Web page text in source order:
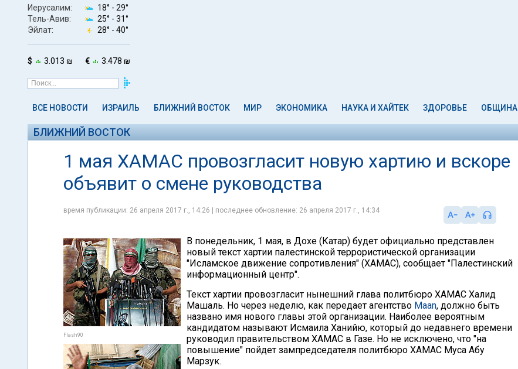
Иерусалим: 18° - 29°
Тель-Авив:
25° - 31°
Эйлат:
28° - 40°
$ 3.013 ₪ € 3.478 ₪
ВСЕ НОВОСТИ ИЗРАИЛЬ БЛИЖНИЙ ВОСТОК МИР ЭКОНОМИКА НАУКА И ХАЙТЕК ЗДОРОВЬЕ ОБЩИНА
БЛИЖНИЙ ВОСТОК
1 мая ХАМАС провозгласит новую хартию и вскоре
объявит о смене руководства
время публикации: 26 апреля 2017 г., 14:26 | последнее обновление: 26 апреля 2017 г., 14:34
Flash90
В понедельник, 1 мая, в Дохе (Катар) будет официально представлен
новый текст хартии палестинской террористической организации
"Исламское движение сопротивления" (ХАМАС), сообщает "Палестинский
информационный центр".
Текст хартии провозгласит нынешний глава политбюро ХАМАС Халид
Машаль. Но через неделю, как передает агентство Maan, должно быть
названо имя нового главы этой организации. Наиболее вероятным
кандидатом называют Исмаила Ханийю, который до недавнего времени
руководил правительством ХАМАС в Газе. Но не исключено, что "на
повышение" пойдет зампредседателя политбюро ХАМАС Муса Абу
Марзук.